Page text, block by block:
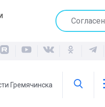
Согласен
Гремячинска